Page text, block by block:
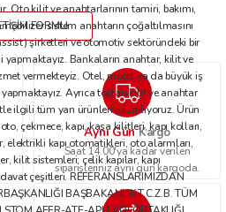
Oto kilit ve anahtarlarının tamiri, bakımı,
sistem anahtarın çoğaltılmasını
şirketleri ve otomotiv sektöründeki bir
Bankaların anahtar, kilit ve
vermekteyiz. Otel, motel ya da büyük iş
Ayrıca toptan kilit ve anahtar
ilgili tüm yan ürünleri pazarlıyoruz. Ürün
çekmece, kapı, kasa kilitleri, kapı kolları,
elektrikli kapı otomatikleri, oto alarmları,
kilit sistemleri; çelik kapılar, kapı
çeşitleri. REFERANSLARIMIZDAN
BAŞBAKANLIK T.C.Z.B. TÜM
FORMU
Aynı GünKargo
Saat 14.00'ya kadar verilen
siparişleriniz aynı gün kargoda.